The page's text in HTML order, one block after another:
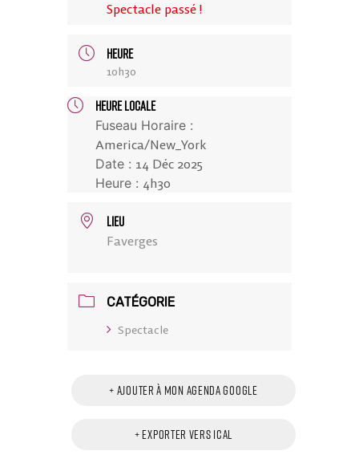
Spectacle passé !
HEURE
10h30
HEURE LOCALE
Fuseau Horaire :
America/New_York
Date : 14 Déc 2025
Heure : 4h30
LIEU
Faverges
CATÉGORIE
Spectacle
+ Ajouter à mon Agenda Google
+ Exporter vers iCal